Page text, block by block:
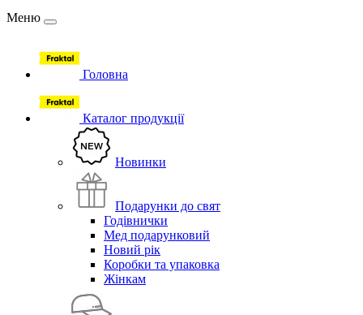
Меню
Головна
Каталог продукції
Новинки
Подарунки до свят
Годівнички
Мед подарунковий
Новий рік
Коробки та упаковка
Жінкам